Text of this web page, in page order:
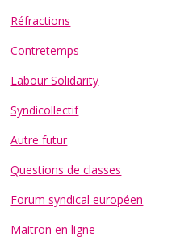
Réfractions
Contretemps
Labour Solidarity
Syndicollectif
Autre futur
Questions de classes
Forum syndical européen
Maitron en ligne